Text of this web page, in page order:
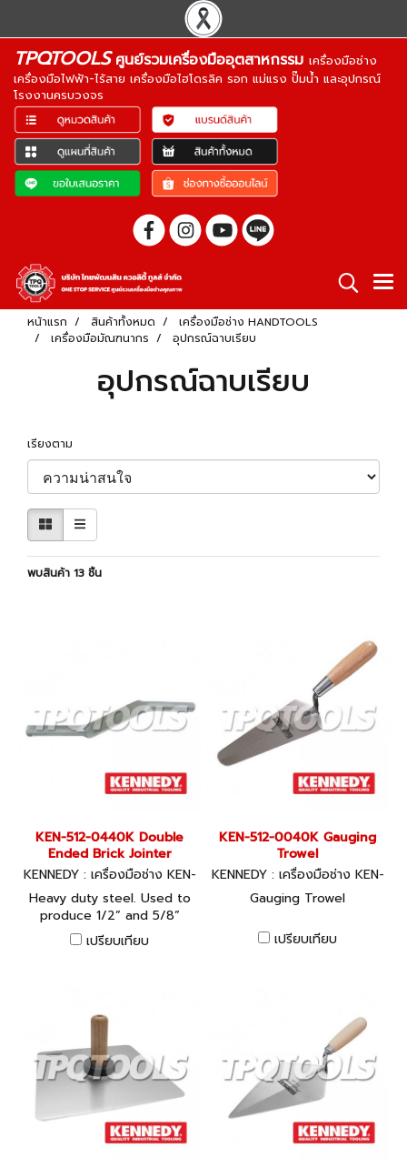
TPQTOOLSศูนย์รวมเครื่องมืออุตสาหกรรม เครื่องมือช่าง
เครื่องมือไฟฟ้า-ไร้สาย เครื่องมือไฮโดรลิค รอก แม่แรง ปั๊มน้ำ และอุปกรณ์
โรงงานครบวงจร
หน้าแรก สินค้าทั้งหมด
เครื่องมือช่าง HANDTOOLS
เครื่องมือมัณฑนากร
อุปกรณ์ฉาบเรียบ
อุปกรณ์ฉาบเรียบ
เรียงตาม
พบสินค้า 13 ชิ้น
KEN-512-0440K Double
Ended Brick Jointer
KENNEDY : เครื่องมือช่าง KEN-
512-0440K
Heavy duty steel. Used to
produce 1/2” and 5/8”
concave joints between
bricks.
เปรียบเทียบ
KEN-512-0040K Gauging
Trowel
KENNEDY : เครื่องมือช่าง KEN-
512-0040K
Gauging Trowel
เปรียบเทียบ